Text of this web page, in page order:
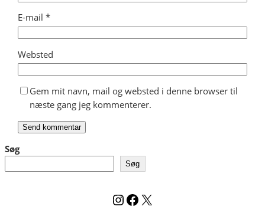
E-mail*
Websted
Gem mit navn, mail og websted i denne browser til
næste gang jeg kommenterer.
Søg
Søg
Instagram
Facebook
X